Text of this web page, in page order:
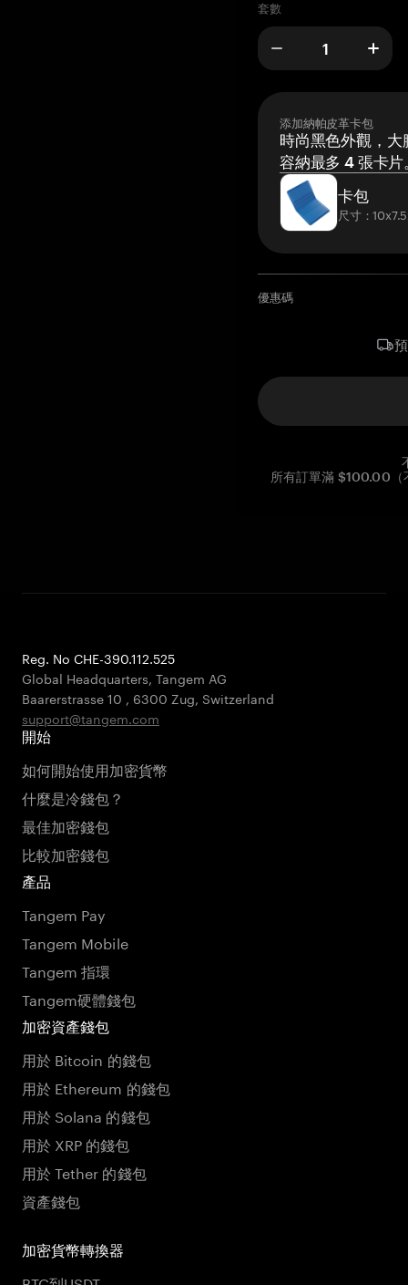
套數
添加納帕皮革卡包
時尚黑色外觀，大
容納最多 4 張卡片
卡包
尺寸：
優惠碼
所有訂單滿 $100.00（
Reg. No CHE-390.112.525
Global Headquarters, Tangem AG
Baarerstrasse 10 , 6300 Zug, Switzerland
support@tangem.com
開始
如何開始使用加密貨幣
什麼是冷錢包？
最佳加密錢包
比較加密錢包
產品
Tangem Pay
Tangem Mobile
Tangem 指環
Tangem硬體錢包
加密資產錢包
用於 Bitcoin 的錢包
用於 Ethereum 的錢包
用於 Solana 的錢包
用於 XRP 的錢包
用於 Tether 的錢包
資產錢包
加密貨幣轉換器